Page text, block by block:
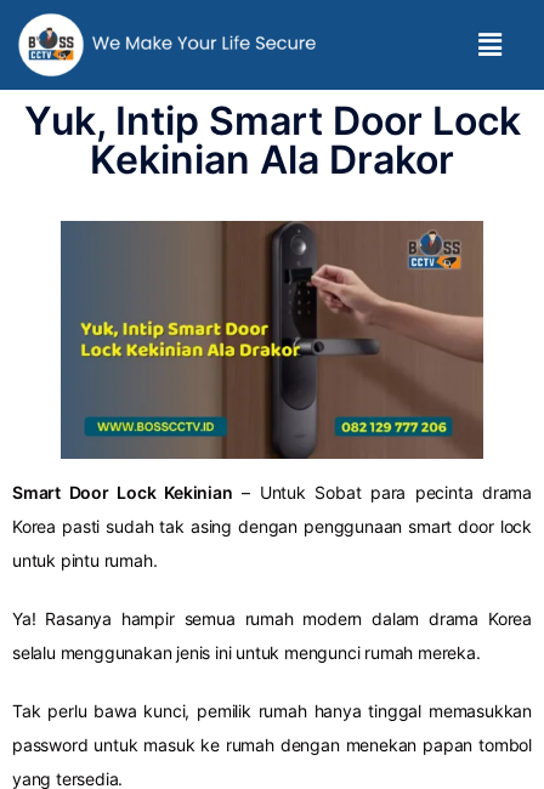
Yuk, Intip Smart Door Lock
Kekinian Ala Drakor
Smart Door Lock Kekinian – Untuk Sobat para pecinta drama
Korea pasti sudah tak asing dengan penggunaan smart door lock
untuk pintu rumah.
Ya! Rasanya hampir semua rumah modern dalam drama Korea
selalu menggunakan jenis ini untuk mengunci rumah mereka.
Tak perlu bawa kunci, pemilik rumah hanya tinggal memasukkan
password untuk masuk ke rumah dengan menekan papan tombol
yang tersedia.